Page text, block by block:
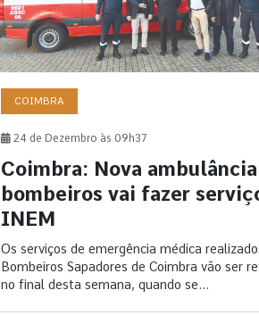
COIMBRA
24 de Dezembro às 09h37
Coimbra: Nova
bombeiros vai fazer
INEM
Os serviços de emergência médica
Bombeiros Sapadores de Coimbra vão ser
no final desta semana, quando se...